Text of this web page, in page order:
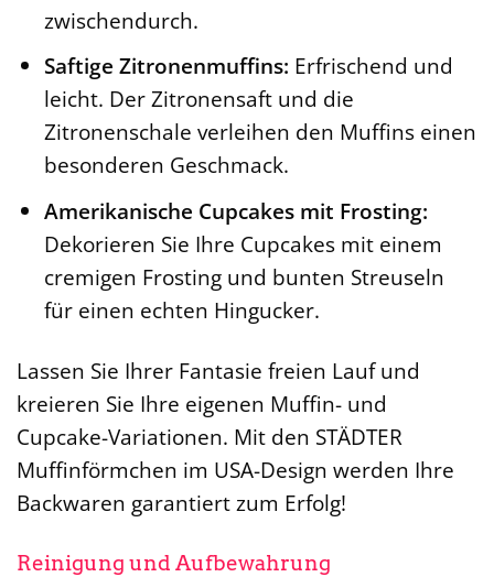
zwischendurch.
Saftige Zitronenmuffins: Erfrischend und
leicht. Der Zitronensaft und die
Zitronenschale verleihen den Muffins einen
besonderen Geschmack.
Amerikanische Cupcakes mit Frosting:
Dekorieren Sie Ihre Cupcakes mit einem
cremigen Frosting und bunten Streuseln
für einen echten Hingucker.
Lassen Sie Ihrer Fantasie freien Lauf und
kreieren Sie Ihre eigenen Muffin- und
Cupcake-Variationen. Mit den STÄDTER
Muffinförmchen im USA-Design werden Ihre
Backwaren garantiert zum Erfolg!
Reinigung und Aufbewahrung